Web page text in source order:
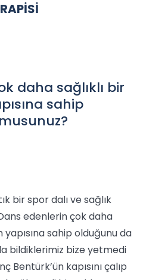
daha sağlıklı bir
sahip
bir spor dalı ve sağlık
edenlerin çok daha
sahip olduğunu da
bildiklerimiz bize yetmedi
Bentürk’ün kapısını çalıp